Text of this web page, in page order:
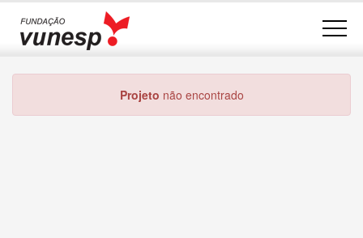
Projeto não encontrado